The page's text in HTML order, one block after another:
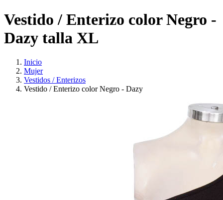
Vestido / Enterizo color Negro -
Dazy talla XL
Inicio
Mujer
Vestidos / Enterizos
Vestido / Enterizo color Negro - Dazy